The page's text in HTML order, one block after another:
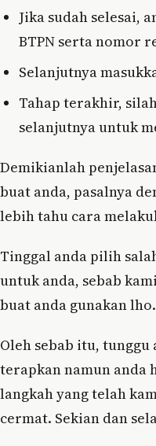
Jika sudah selesai,
BTPN serta nomor
Selanjutnya
Tahap terakhir,
selanjutnya untuk
Demikianlah
buat anda, pasalnya
lebih tahu cara
Tinggal anda pilih
untuk anda, sebab
buat anda gunakan lho.
Oleh sebab itu,
terapkan namun anda
langkah yang telah
cermat. Sekian dan